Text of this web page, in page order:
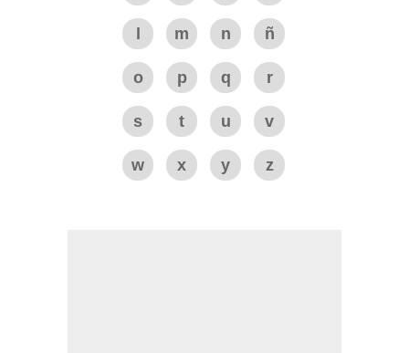
m n ñ
o p q r
s t u v
w x y z